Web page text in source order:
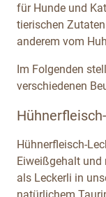
für Hunde und
tierischen
anderem vom
Im Folgenden
verschiedenen
Hühnerfleisch-
Eiweißgehalt und
als Leckerli in
natürlichem